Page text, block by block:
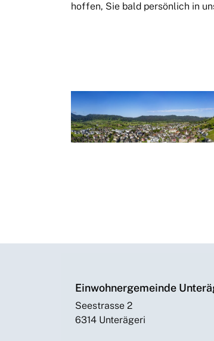
hoffen, Sie bald persönlich in
Einwohnergemeinde
Seestrasse 2
6314 Unterägeri